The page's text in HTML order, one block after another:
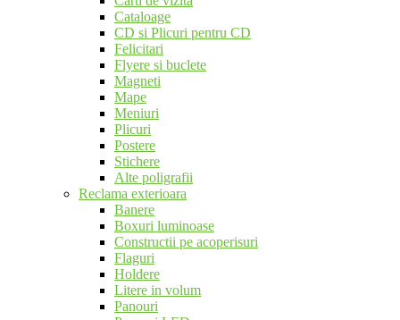
Cataloage
CD si Plicuri pentru CD
Felicitari
Flyere si buclete
Magneti
Mape
Meniuri
Plicuri
Postere
Stichere
Alte poligrafii
Reclama exterioara
Banere
Boxuri luminoase
Constructii pe acoperisuri
Flaguri
Holdere
Litere in volum
Panouri